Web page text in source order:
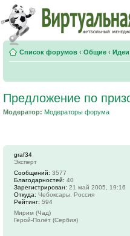
Список форумов ‹ Общие ‹
Предложение по
Модератор: Модераторы форума
graf34
Эксперт
Сообщений: 3577
Благодарностей: 40
Зарегистрирован: 21 май 2005, 19:16
Откуда: Чебоксары, Россия
Рейтинг: 594
Мирим (Чад)
Герой-Полёт (Сербия)